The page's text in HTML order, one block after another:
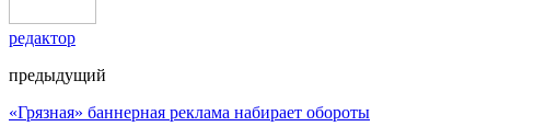
редактор
предыдущий
«Грязная» баннерная реклама набирает обороты